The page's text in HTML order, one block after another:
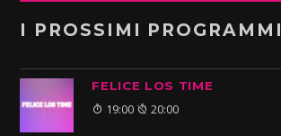
I PROSSIMI PROGRAMMI
FELICE LOS TIME
19:00 20:00